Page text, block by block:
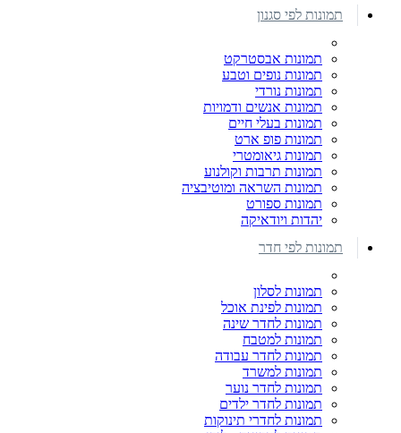
תמונות לפי סגנון
תמונות אבסטרקט
תמונות נופים וטבע
תמונות נורדי
תמונות אנשים ודמויות
תמונות בעלי חיים
תמונות פופ ארט
תמונות גיאומטרי
תמונות תרבות וקולנוע
תמונות השראה ומוטיבציה
תמונות ספורט
יהדות ויודאיקה
תמונות לפי חדר
תמונות לסלון
תמונות לפינת אוכל
תמונות לחדר שינה
תמונות למטבח
תמונות לחדר עבודה
תמונות למשרד
תמונות לחדר נוער
תמונות לחדר ילדים
תמונות לחדרי תינוקות